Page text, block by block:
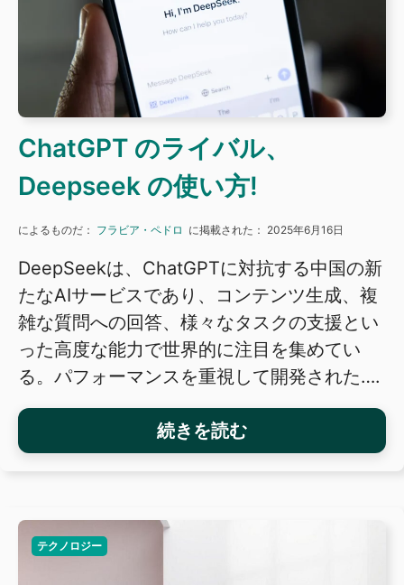
ChatGPT のライバル、
Deepseek の使い方!
によるものだ： フラビア・ペドロ に掲載された： 2025年6月16日
DeepSeekは、ChatGPTに対抗する中国の新
たなAIサービスであり、コンテンツ生成、複
雑な質問への回答、様々なタスクの支援とい
った高度な能力で世界的に注目を集めてい
る。パフォーマンスを重視して開発された….
続きを読む
テクノロジー